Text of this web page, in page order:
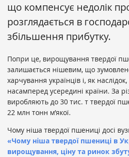
що компенсує недолік
розглядається в
збільшення прибутку.
Попри це, вирощування твердої
залишається нішевим, що
харчування українців і, як
насамперед усередині країни. За
виробляють до 30 тис. т твердої
22 млн тонн м’якої.
Чому ніша твердої пшениці досі
«Чому ніша твердої пшениці в
вирощування, ціну та ринок